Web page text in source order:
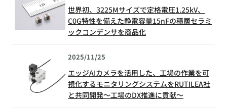
世界初、3225Mサイズで定格電圧1.25kV、
C0G特性を備えた静電容量15nFの積層セラミ
ックコンデンサを商品化
2025/11/25
エッジAIカメラを活用した、工場の作業を可
視化するモニタリングシステムをRUTILEA社
と共同開発～工場のDX推進に貢献～